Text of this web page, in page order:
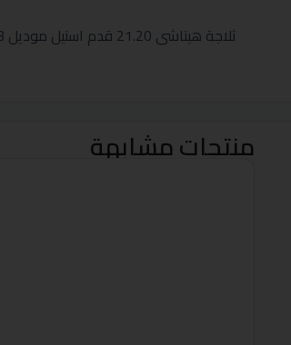
ثلاجة هيتاشى 21.20 قدم استيل موديل R- V 805+5143 +دفاية كولن مدور ميتالك أحمر 2000
منتجات مشابهة